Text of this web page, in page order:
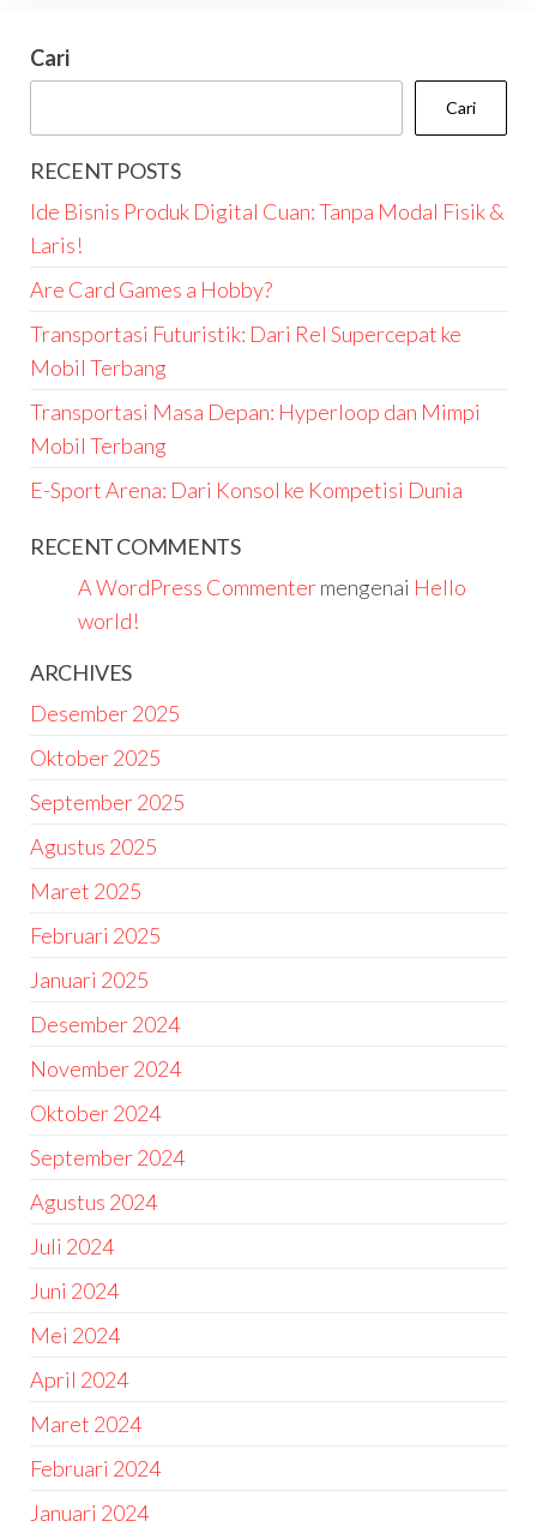
Cari
Cari
RECENT POSTS
Ide Bisnis Produk Digital Cuan: Tanpa Modal Fisik &
Laris!
Are Card Games a Hobby?
Transportasi Futuristik: Dari Rel Supercepat ke
Mobil Terbang
Transportasi Masa Depan: Hyperloop dan Mimpi
Mobil Terbang
E-Sport Arena: Dari Konsol ke Kompetisi Dunia
RECENT COMMENTS
A WordPress Commentermengenai Hello
world!
ARCHIVES
Desember 2025
Oktober 2025
September 2025
Agustus 2025
Maret 2025
Februari 2025
Januari 2025
Desember 2024
November 2024
Oktober 2024
September 2024
Agustus 2024
Juli 2024
Juni 2024
Mei 2024
April 2024
Maret 2024
Februari 2024
Januari 2024